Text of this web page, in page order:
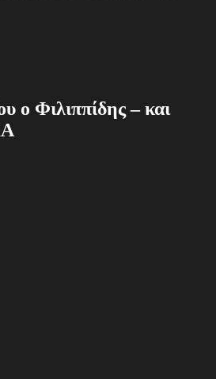
ο Φιλιππίδης – και